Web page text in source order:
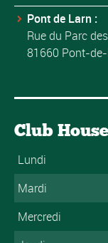
Pont de Larn :
Rue du Parc
81660 Pont-
Club
Lundi
Mardi
Mercredi